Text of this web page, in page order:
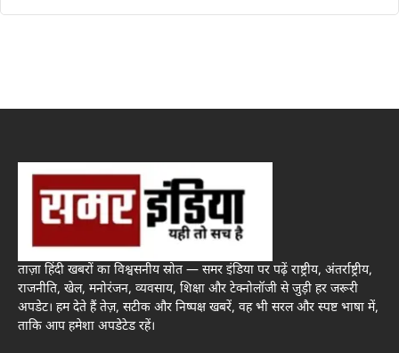
ताज़ा हिंदी खबरों का विश्वसनीय स्रोत — समर इंडिया पर पढ़ें राष्ट्रीय, अंतर्राष्ट्रीय,
राजनीति, खेल, मनोरंजन, व्यवसाय, शिक्षा और टेक्नोलॉजी से जुड़ी हर जरूरी
अपडेट। हम देते हैं तेज़, सटीक और निष्पक्ष खबरें, वह भी सरल और स्पष्ट भाषा में,
ताकि आप हमेशा अपडेटेड रहें।